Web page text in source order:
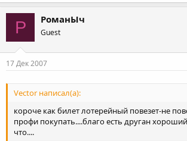
Р РоманЫч
Guest
17 Дек 2007
Vector написал(а):
короче как билет лотерейный повезет-не
профи покупать....благо есть друган
что....